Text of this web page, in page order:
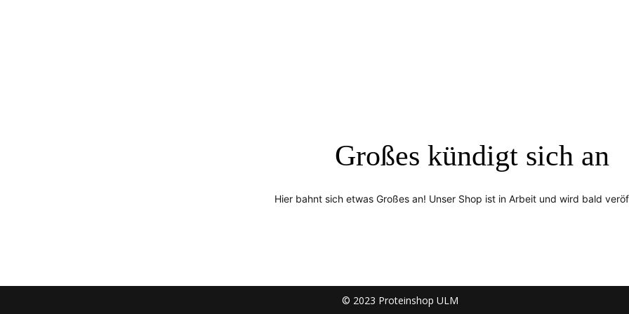
Großes kündigt sich an
Hier bahnt sich etwas Großes an! Unser Shop ist in Arbeit und wird bald
© 2023 Proteinshop ULM